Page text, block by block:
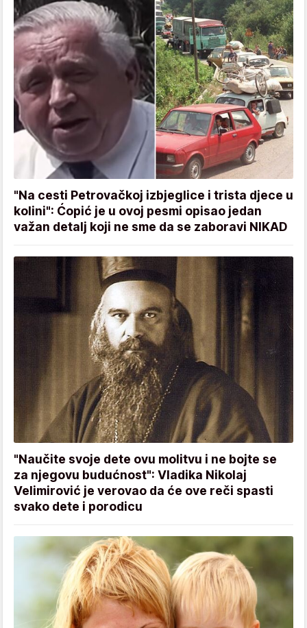
"Na cesti Petrovačkoj izbjeglice i trista djece u
kolini": Ćopić je u ovoj pesmi opisao jedan
važan detalj koji ne sme da se zaboravi NIKAD
"Naučite svoje dete ovu molitvu i ne bojte se
za njegovu budućnost": Vladika Nikolaj
Velimirović je verovao da će ove reči spasti
svako dete i porodicu